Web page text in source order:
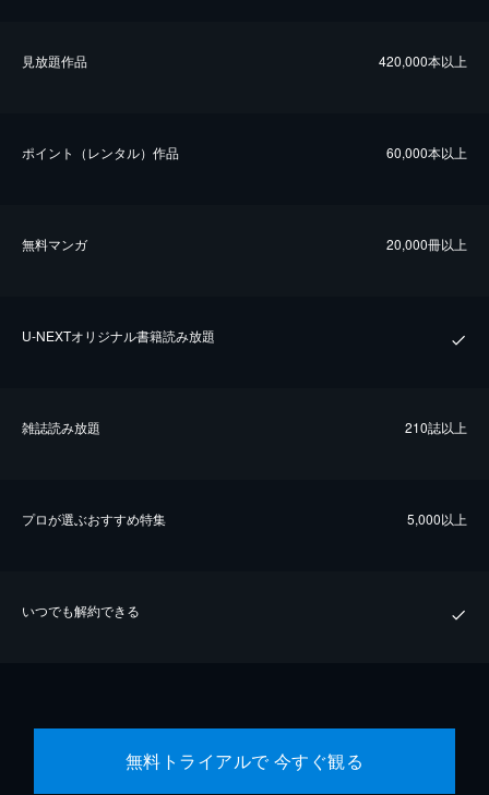
⾒放題作品 420,000本以上
ポイント（レンタル）作品 60,000本以上
無料マンガ 20,000冊以上
U-NEXTオリジナル書籍読み放題
雑誌読み放題 210誌以上
プロが選ぶおすすめ特集 5,000以上
いつでも解約できる
無料トライアルで 今すぐ観る